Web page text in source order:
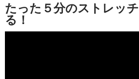
たった５分のストレッ
る！